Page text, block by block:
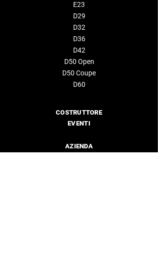
E23
D29
D32
D36
D42
D50 Open
D50 Coupe
D60
COSTRUTTORE
EVENTI
AZIENDA